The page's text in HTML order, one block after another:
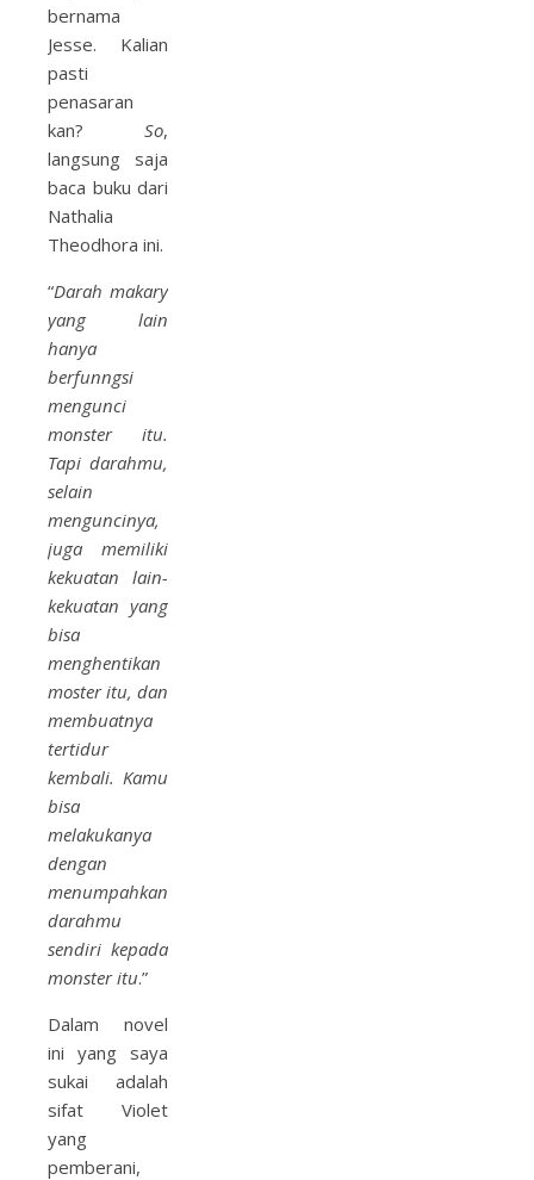
bernama
Jesse. Kalian
pasti
penasaran
kan? So,
langsung saja
baca buku dari
Nathalia
Theodhora ini.
“Darah makary
yang lain
hanya
berfunngsi
mengunci
monster itu.
Tapi darahmu,
selain
menguncinya,
juga memiliki
kekuatan lain-
kekuatan yang
bisa
menghentikan
moster itu, dan
membuatnya
tertidur
kembali. Kamu
bisa
melakukanya
dengan
menumpahkan
darahmu
sendiri kepada
monster itu.”
Dalam novel
ini yang saya
sukai adalah
sifat Violet
yang
pemberani,